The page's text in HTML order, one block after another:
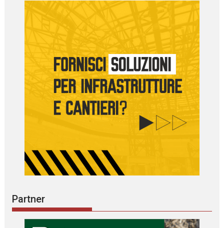
Partner